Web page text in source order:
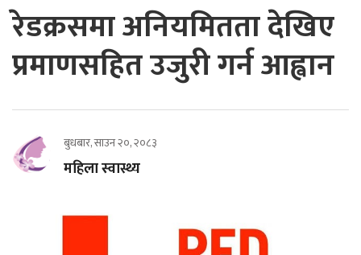
रेडक्रसमा अनियमितता देखिए
प्रमाणसहित उजुरी गर्न आह्वान
बुधबार, साउन २०, २०८३
महिला स्वास्थ्य